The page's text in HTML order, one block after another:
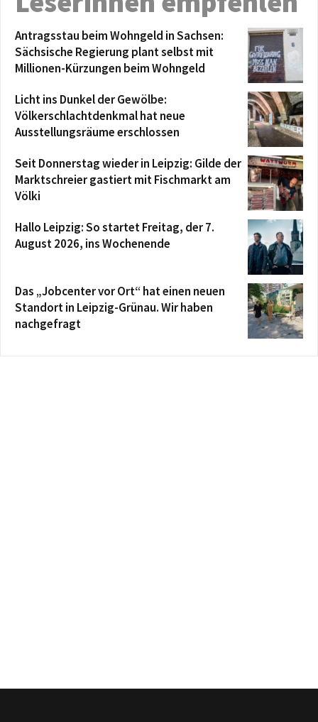
Antragsstau beim Wohngeld in Sachsen:
Sächsische Regierung plant selbst mit
Millionen-Kürzungen beim Wohngeld
Licht ins Dunkel der Gewölbe:
Völkerschlachtdenkmal hat neue
Ausstellungsräume erschlossen
Seit Donnerstag wieder in Leipzig: Gilde der
Marktschreier gastiert mit Fischmarkt am
Völki
Hallo Leipzig: So startet Freitag, der 7.
August 2026, ins Wochenende
Das „Jobcenter vor Ort“ hat einen neuen
Standort in Leipzig-Grünau. Wir haben
nachgefragt